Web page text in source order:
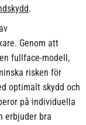
.
Genom att
fullface-modell,
risken för
optimalt skydd och
på individuella
erbjuder bra